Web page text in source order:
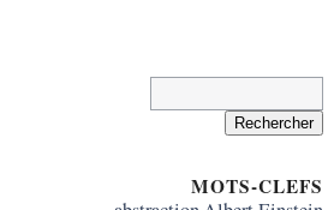
MOTS-CLEFS